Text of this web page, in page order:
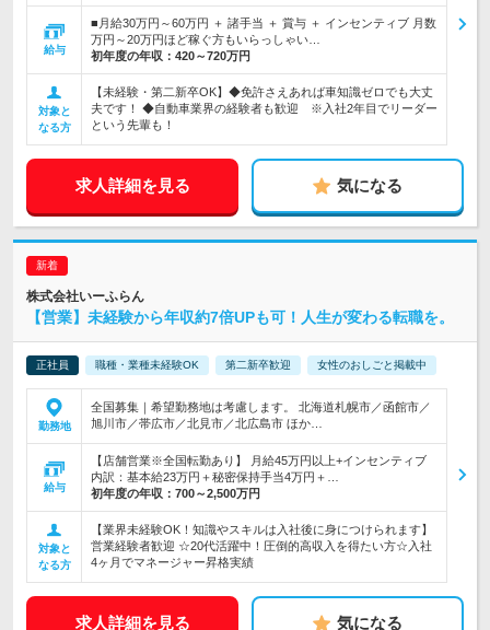
給与
■月給30万円～60万円 ＋ 諸手当 ＋ 賞与 ＋ インセンティブ 月数
万円～20万円ほど稼ぐ方もいらっしゃい…
初年度の年収： 420～720万円
対象と
なる方
【未経験・第二新卒OK】◆免許さえあれば車知識ゼロでも大丈
夫です！ ◆自動車業界の経験者も歓迎 ※入社2年目でリーダー
という先輩も！
求人詳細を見る 気になる
株式会社いーふらん
【営業】未経験から年収約7倍UPも可！人生が変わる転職を。
正社員 職種・業種未経験OK 第二新卒歓迎 女性のおしごと掲載中
勤務地
全国募集｜希望勤務地は考慮します。 北海道札幌市／函館市／
旭川市／帯広市／北見市／北広島市 ほか…
給与
【店舗営業※全国転勤あり】 月給45万円以上+インセンティブ
内訳：基本給23万円＋秘密保持手当4万円＋…
初年度の年収： 700～2,500万円
対象と
なる方
【業界未経験OK！知識やスキルは入社後に身につけられます】
営業経験者歓迎 ☆20代活躍中！圧倒的高収入を得たい方☆入社
4ヶ月でマネージャー昇格実績
求人詳細を見る 気になる